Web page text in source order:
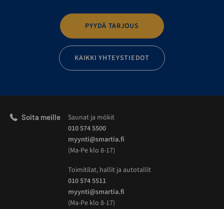
PYYDÄ TARJOUS
KAIKKI YHTEYSTIEDOT
Soita meille
Saunat ja mökit
010 574 5500
myynti@smartia.fi
(Ma-Pe klo 8-17)
Toimitilat, hallit ja autotallit
010 574 5511
myynti@smartia.fi
(Ma-Pe klo 8-17)